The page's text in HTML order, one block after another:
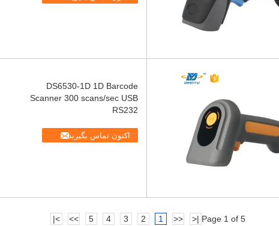
DS6530-1D 1D Barcode
Scanner 300 scans/sec USB
RS232
اکنون تماس بگیرید
Page 1 of 5
|<
<<
1
2
3
4
5
>>
>|